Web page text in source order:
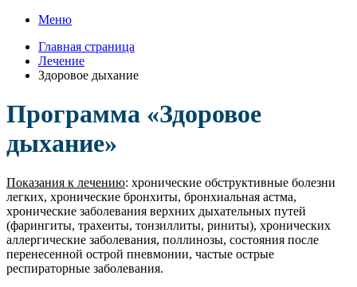
Меню
Главная страница
Лечение
Здоровое дыхание
Программа «Здоровое
дыхание»
Показания к лечению: хронические обструктивные болезни
легких, хронические бронхиты, бронхиальная астма,
хронические заболевания верхних дыхательных путей
(фарингиты, трахеиты, тонзиллиты, риниты), хронических
аллергические заболевания, поллинозы, состояния после
перенесенной острой пневмонии, частые острые
респираторные заболевания.